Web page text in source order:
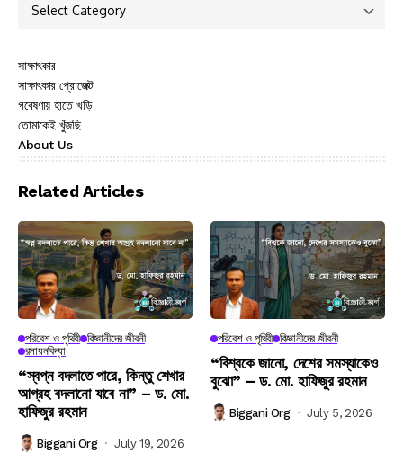
সাক্ষাৎকার
সাক্ষাৎকার প্রোজেক্ট
গবেষণায় হাতে খড়ি
তোমাকেই খুঁজছি
About Us
Related Articles
পরিবেশ ও পৃথিবী বিজ্ঞানীদের জীবনী
রসায়নবিদ্যা
“স্বপ্ন বদলাতে পারে, কিন্তু শেখার
আগ্রহ বদলানো যাবে না” – ড. মো.
হাফিজুর রহমান
Biggani Org July 19, 2026
পরিবেশ ও পৃথিবী বিজ্ঞানীদের জীবনী
“বিশ্বকে জানো, দেশের সমস্যাকেও
বুঝো” – ড. মো. হাফিজুর রহমান
Biggani Org July 5, 2026